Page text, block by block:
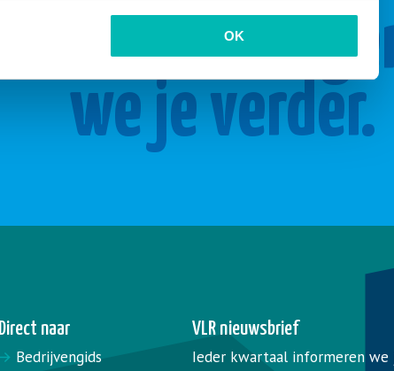
OK
Samen
we je verder.
Direct naar
Bedrijvengids
VLR nieuwsbrief
Ieder kwartaal informeren we